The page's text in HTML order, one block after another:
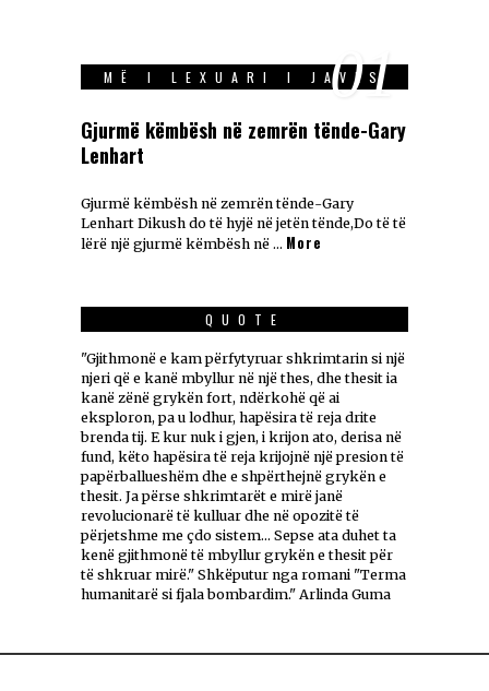
MË I LEXUARI I JAVES
01
Gjurmë këmbësh në zemrën tënde-Gary
Lenhart
Gjurmë këmbësh në zemrën tënde-Gary
Lenhart Dikush do të hyjë në jetën tënde,Do të të
lërë një gjurmë këmbësh në … More
QUOTE
"Gjithmonë e kam përfytyruar shkrimtarin si një
njeri që e kanë mbyllur në një thes, dhe thesit ia
kanë zënë grykën fort, ndërkohë që ai
eksploron, pa u lodhur, hapësira të reja drite
brenda tij. E kur nuk i gjen, i krijon ato, derisa në
fund, këto hapësira të reja krijojnë një presion të
papërballueshëm dhe e shpërthejnë grykën e
thesit. Ja përse shkrimtarët e mirë janë
revolucionarë të kulluar dhe në opozitë të
përjetshme me çdo sistem... Sepse ata duhet ta
kenë gjithmonë të mbyllur grykën e thesit për
të shkruar mirë." Shkëputur nga romani "Terma
humanitarë si fjala bombardim." Arlinda Guma